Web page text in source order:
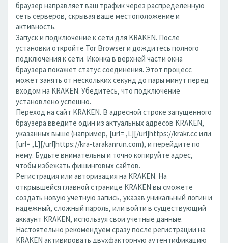
браузер направляет ваш трафик через распределенную
сеть серверов, скрывая ваше местоположение и
активность.
Запуск и подключение к сети для KRAKEN. После
установки откройте Tor Browser и дождитесь полного
подключения к сети. Иконка в верхней части окна
браузера покажет статус соединения. Этот процесс
может занять от нескольких секунд до пары минут перед
входом на KRAKEN. Убедитесь, что подключение
установлено успешно.
Переход на сайт KRAKEN. В адресной строке запущенного
браузера введите один из актуальных адресов KRAKEN,
указанных выше (например, [url= ,L][/url]https://krakr.cc или
[url= ,L][/url]https://kra-tarakanrun.com), и перейдите по
нему. Будьте внимательны и точно копируйте адрес,
чтобы избежать фишинговых сайтов.
Регистрация или авторизация на KRAKEN. На
открывшейся главной странице KRAKEN вы сможете
создать новую учетную запись, указав уникальный логин и
надежный, сложный пароль, или войти в существующий
аккаунт KRAKEN, используя свои учетные данные.
Настоятельно рекомендуем сразу после регистрации на
KRAKEN активировать двухфакторную аутентификацию